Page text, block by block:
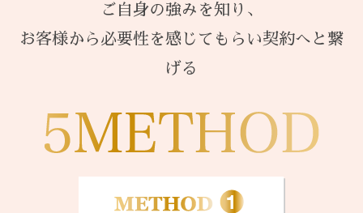
ご自身の強みを知り、
お客様から必要性を感じてもらい契約へと繋
げる